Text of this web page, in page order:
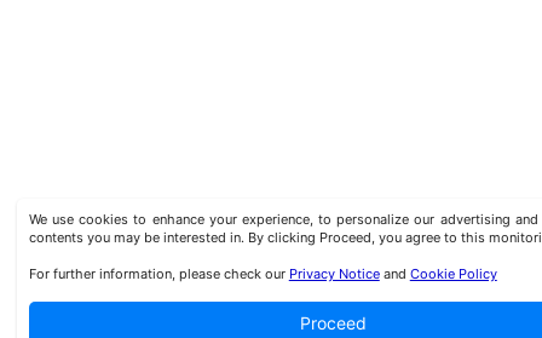
We use cookies to enhance your experience, to personalize our advertising
contents you may be interested in. By clicking Proceed, you agree to this
For further information, please check our Privacy Noticeand Cookie Policy
Proceed